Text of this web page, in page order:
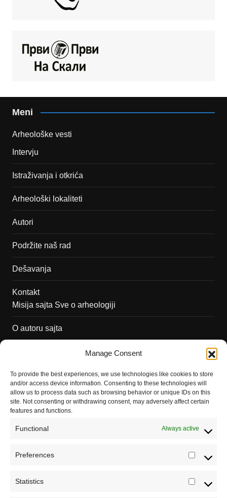
Manage Consent
To provide the best experiences, we use technologies like cookies to store
and/or access device information. Consenting to these technologies will
allow us to process data such as browsing behavior or unique IDs on this
site. Not consenting or withdrawing consent, may adversely affect certain
features and functions.
Functional Always active
Preferences
Statistics
Meni
Arheološke vesti
Intervju
Istraživanja i otkrića
Arheološki lokaliteti
Autori
Podržite naš rad
Dešavanja
Kontakt
Misija sajta Sve o arheologiji
O autoru sajta
Saradnja